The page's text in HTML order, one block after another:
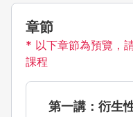
章節
* 以下章節為預覽，
課程
第一講：衍生